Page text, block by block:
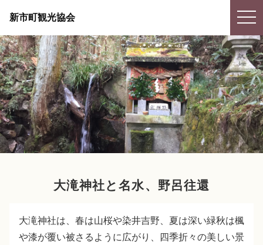
新市町観光協会
大滝神社と名水、野呂往還
大滝神社は、春は山桜や染井吉野、夏は深い緑秋は楓
や漆が覆い被さるように広がり、四季折々の美しい景